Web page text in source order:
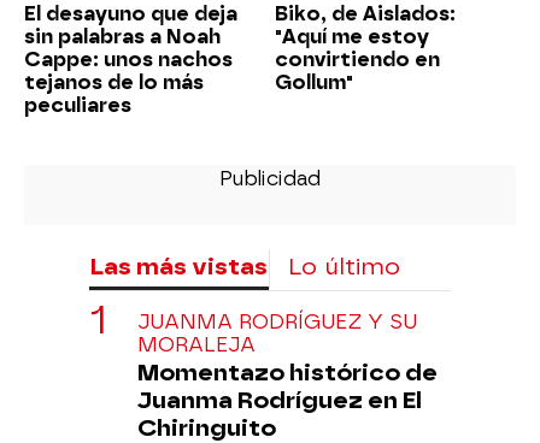
El desayuno que deja
sin palabras a Noah
Cappe: unos nachos
tejanos de lo más
peculiares
Biko, de Aislados:
"Aquí me estoy
convirtiendo en
Gollum"
Las más vistas Lo último
JUANMA RODRÍGUEZ Y SU
MORALEJA
Momentazo histórico de
Juanma Rodríguez en El
Chiringuito